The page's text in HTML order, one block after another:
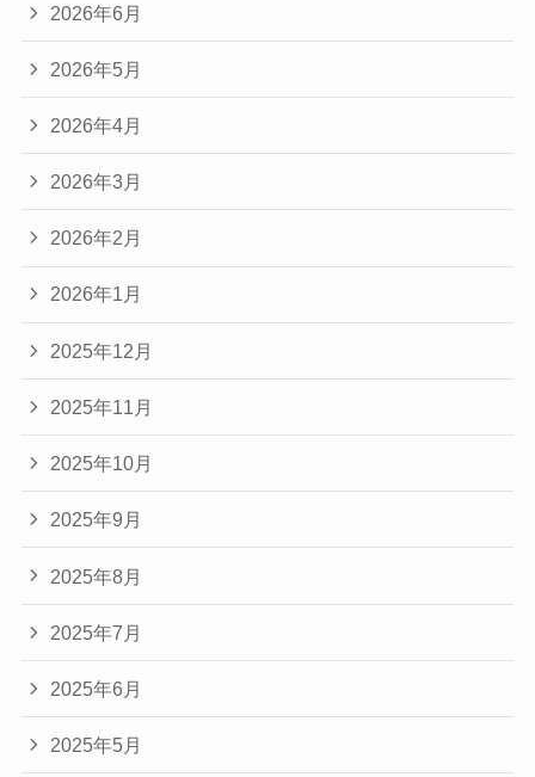
2026年6月
2026年5月
2026年4月
2026年3月
2026年2月
2026年1月
2025年12月
2025年11月
2025年10月
2025年9月
2025年8月
2025年7月
2025年6月
2025年5月